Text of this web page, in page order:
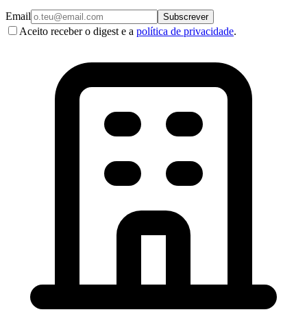
Email Subscrever
Aceito receber o digest e a política de privacidade.